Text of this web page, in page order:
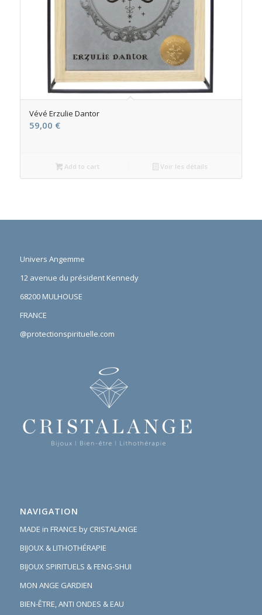
Vévé Erzulie Dantor
59,00 €
Add to cart Voir les détails
Univers Angemme
12 avenue du président Kennedy
68200 MULHOUSE
FRANCE
@protectionspirituelle.com
NAVIGATION
MADE in FRANCE by CRISTALANGE
BIJOUX & LITHOTHÉRAPIE
BIJOUX SPIRITUELS & FENG-SHUI
MON ANGE GARDIEN
BIEN-ÊTRE, ANTI ONDES & EAU